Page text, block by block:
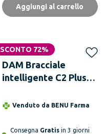
Aggiungi al carrello
SCONTO 72%
DAM Bracciale
intelligente C2 Plus
della frequenza
sanguigna e notifiche.
Venduto da BENU Farma
Consegna Gratis in 3 giorni